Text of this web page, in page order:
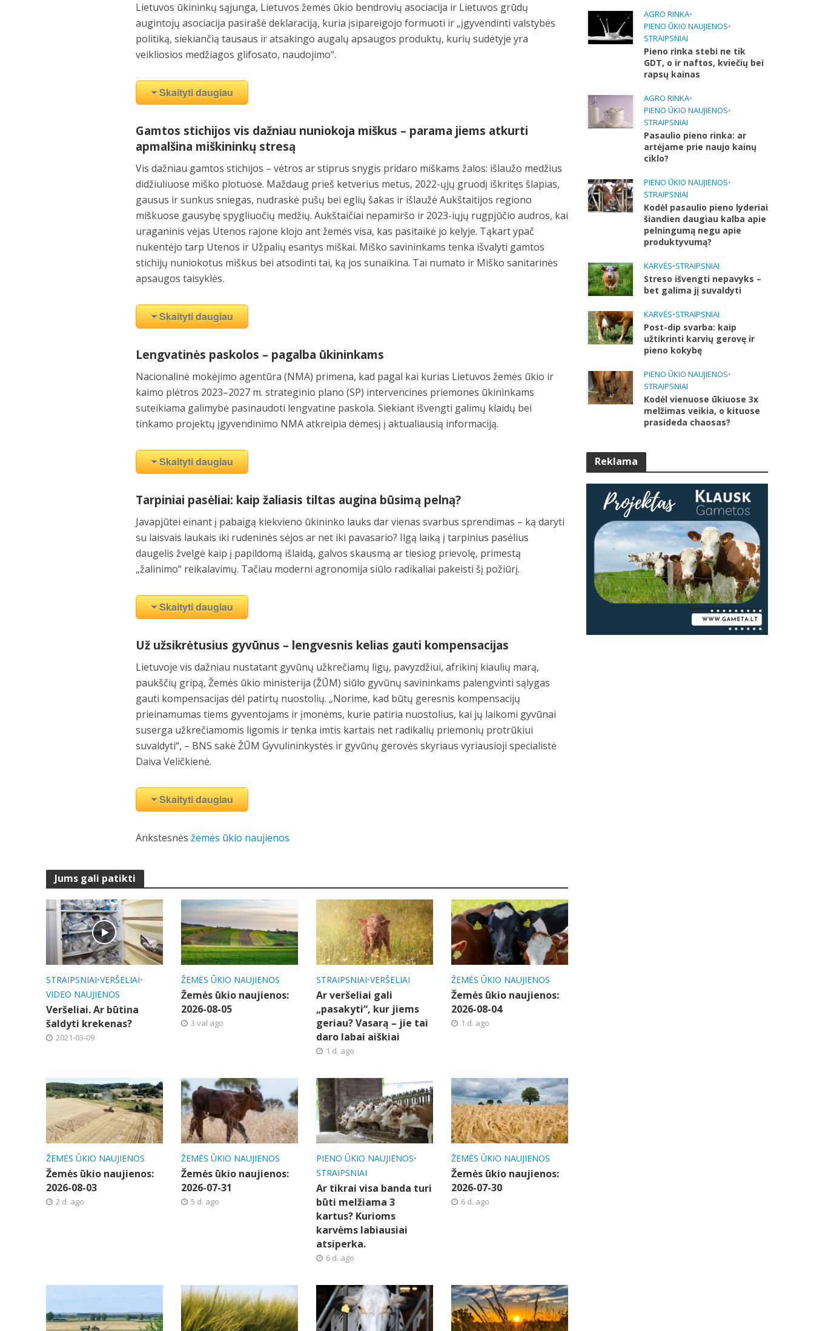
Lietuvos ūkininkų sąjunga, Lietuvos žemės ūkio bendrovių asociacija ir Lietuvos grūdų
augintojų asociacija pasirašė deklaraciją, kuria įsipareigojo formuoti ir „įgyvendinti valstybės
politiką, siekiančią tausaus ir atsakingo augalų apsaugos produktų, kurių sudėtyje yra
veikliosios medžiagos glifosato, naudojimo“.
Skaityti daugiau
Gamtos stichijos vis dažniau nuniokoja miškus – parama jiems atkurti
apmalšina miškininkų stresą
Vis dažniau gamtos stichijos – vėtros ar stiprus snygis pridaro miškams žalos: išlaužo medžius
didžiuliuose miško plotuose. Maždaug prieš ketverius metus, 2022-ųjų gruodį iškritęs šlapias,
gausus ir sunkus sniegas, nudraskė pušų bei eglių šakas ir išlaužė Aukštaitijos regiono
miškuose gausybę spygliuočių medžių. Aukštaičiai nepamiršo ir 2023-iųjų rugpjūčio audros, kai
uraganinis vėjas Utenos rajone klojo ant žemės visa, kas pasitaikė jo kelyje. Tąkart ypač
nukentėjo tarp Utenos ir Užpalių esantys miškai. Miško savininkams tenka išvalyti gamtos
stichijų nuniokotus miškus bei atsodinti tai, ką jos sunaikina. Tai numato ir Miško sanitarinės
apsaugos taisyklės.
Skaityti daugiau
Lengvatinės paskolos – pagalba ūkininkams
Nacionalinė mokėjimo agentūra (NMA) primena, kad pagal kai kurias Lietuvos žemės ūkio ir
kaimo plėtros 2023–2027 m. strateginio plano (SP) intervencines priemones ūkininkams
suteikiama galimybė pasinaudoti lengvatine paskola. Siekiant išvengti galimų klaidų bei
tinkamo projektų įgyvendinimo NMA atkreipia dėmesį į aktualiausią informaciją.
Skaityti daugiau
Tarpiniai pasėliai: kaip žaliasis tiltas augina būsimą pelną?
Javapjūtei einant į pabaigą kiekvieno ūkininko lauks dar vienas svarbus sprendimas – ką daryti
su laisvais laukais iki rudeninės sėjos ar net iki pavasario? Ilgą laiką į tarpinius pasėlius
daugelis žvelgė kaip į papildomą išlaidą, galvos skausmą ar tiesiog prievolę, primestą
„žalinimo“ reikalavimų. Tačiau moderni agronomija siūlo radikaliai pakeisti šį požiūrį.
Skaityti daugiau
Už užsikrėtusius gyvūnus – lengvesnis kelias gauti kompensacijas
Lietuvoje vis dažniau nustatant gyvūnų užkrečiamų ligų, pavyzdžiui, afrikinį kiaulių marą,
paukščių gripą, Žemės ūkio ministerija (ŽŪM) siūlo gyvūnų savininkams palengvinti sąlygas
gauti kompensacijas dėl patirtų nuostolių. „Norime, kad būtų geresnis kompensacijų
prieinamumas tiems gyventojams ir įmonėms, kurie patiria nuostolius, kai jų laikomi gyvūnai
suserga užkrečiamomis ligomis ir tenka imtis kartais net radikalių priemonių protrūkiui
suvaldyti“, – BNS sakė ŽŪM Gyvulininkystės ir gyvūnų gerovės skyriaus vyriausioji specialistė
Daiva Veličkienė.
Skaityti daugiau
Ankstesnėsžemės ūkio naujienos
Jums gali patikti
STRAIPSNIAI•VERŠELIAI•
VIDEO NAUJIENOS
Veršeliai. Ar būtina
šaldyti krekenas?
2021-03-09
ŽEMĖS ŪKIO NAUJIENOS
Žemės ūkio naujienos:
2026-08-05
3 val ago
STRAIPSNIAI•VERŠELIAI
Ar veršeliai gali
„pasakyti“, kur jiems
geriau? Vasarą – jie tai
daro labai aiškiai
1 d. ago
ŽEMĖS ŪKIO NAUJIENOS
Žemės ūkio naujienos:
2026-08-04
1 d. ago
ŽEMĖS ŪKIO NAUJIENOS
Žemės ūkio naujienos:
2026-08-03
2 d. ago
ŽEMĖS ŪKIO NAUJIENOS
Žemės ūkio naujienos:
2026-07-31
5 d. ago
PIENO ŪKIO NAUJIENOS•
STRAIPSNIAI
Ar tikrai visa banda turi
būti melžiama 3
kartus? Kurioms
karvėms labiausiai
atsiperka.
6 d. ago
ŽEMĖS ŪKIO NAUJIENOS
Žemės ūkio naujienos:
2026-07-30
6 d. ago
AGRO RINKA•
PIENO ŪKIO NAUJIENOS•
STRAIPSNIAI
Pieno rinka stebi ne tik
GDT, o ir naftos, kviečių bei
rapsų kainas
AGRO RINKA•
PIENO ŪKIO NAUJIENOS•
STRAIPSNIAI
Pasaulio pieno rinka: ar
artėjame prie naujo kainų
ciklo?
PIENO ŪKIO NAUJIENOS•
STRAIPSNIAI
Kodėl pasaulio pieno lyderiai
šiandien daugiau kalba apie
pelningumą negu apie
produktyvumą?
KARVĖS•STRAIPSNIAI
Streso išvengti nepavyks –
bet galima jį suvaldyti
KARVĖS•STRAIPSNIAI
Post-dip svarba: kaip
užtikrinti karvių gerovę ir
pieno kokybę
PIENO ŪKIO NAUJIENOS•
STRAIPSNIAI
Kodėl vienuose ūkiuose 3x
melžimas veikia, o kituose
prasideda chaosas?
Reklama